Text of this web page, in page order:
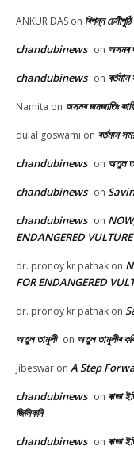
ANKUR DAS on বিপন্ন
chandubinews on অসমৰ
chandubinews on
Namita on অসমৰ জনজাতিঃ
dulal goswami on বৰ্তমান
chandubinews on অতুল
chandubinews on
chandubinews on
ENDANGERED VULTURE
dr. pronoy kr pathak on
FOR ENDANGERED
dr. pronoy kr pathak on
অতুল তামুলী on অতুল তামুলীৰ
jibeswar on A Step
chandubinews on ৰাভা
জিলিকনি
chandubinews on ৰাভা